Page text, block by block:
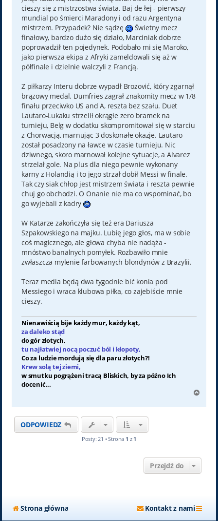
cieszy się z mistrzostwa świata. Baj de łej - pierwszy
mundial po śmierci Maradony i od razu Argentyna
mistrzem. Przypadek? Nie sądzę
Świetny mecz
finałowy, bardzo dużo się działo, Marciniak dobrze
poprowadził ten pojedynek. Podobało mi się Maroko,
jako pierwsza ekipa z Afryki zameldowali się aż w
półfinale i dzielnie walczyli z Francją.
Z piłkarzy Interu dobrze wypadł Brozović, który zgarnął
brązowy medal. Dumfries zagrał znakomity mecz w 1/8
finału przeciwko US and A, reszta bez szału. Duet
Lautaro-Lukaku strzelił okrągłe zero bramek na
turnieju, Belg w dodatku skompromitował się w starciu
z Chorwacją, marnując 3 doskonałe okazje. Lautaro
został posadzony na ławce w czasie turnieju. Nic
dziwnego, skoro marnował kolejne sytuacje, a Alvarez
strzelał gole. Na plus dla niego pewnie wykonany
karny z Holandią i to jego strzał dobił Messi w finale.
Tak czy siak chłop jest mistrzem świata i reszta pewnie
chuj go obchodzi. O Onanie nie ma co wspominać, bo
go wyjebali z kadry
W Katarze zakończyła się też era Dariusza
Szpakowskiego na majku. Lubię jego głos, ma w sobie
coś magicznego, ale głowa chyba nie nadąża -
mnóstwo banalnych pomyłek. Rozbawiło mnie
zwłaszcza mylenie farbowanych blondynów z Brazylii.
Teraz media będą dwa tygodnie bić konia pod
Messiego i wraca klubowa piłka, co zajebiście mnie
cieszy.
Nienawiścią bije każdy mur, każdy kąt,
za daleko stąd
do gór złotych,
tu najłatwiej nocą poczuć ból i kłopoty,
Co za ludzie mordują się dla paru złotych?!
Krew solą tej ziemi,
w smutku pogrążeni tracą Bliskich, by za późno Ich
docenić...
g
ODPOWIEDZ
Posty: 21 • Strona 1 z 1
Przejdź do
Strona główna Kontakt z nami